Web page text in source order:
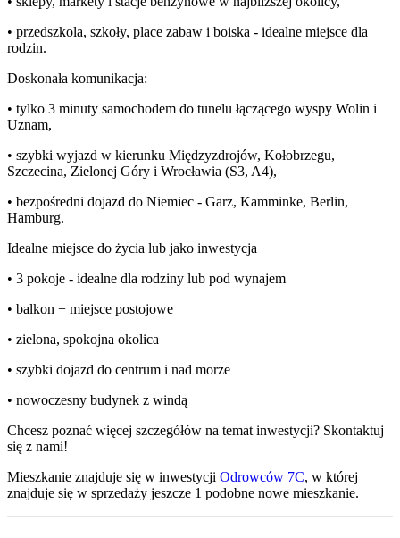
• przedszkola, szkoły, place zabaw i boiska - idealne miejsce dla
rodzin.
Doskonała komunikacja:
• tylko 3 minuty samochodem do tunelu łączącego wyspy Wolin i
Uznam,
• szybki wyjazd w kierunku Międzyzdrojów, Kołobrzegu,
Szczecina, Zielonej Góry i Wrocławia (S3, A4),
• bezpośredni dojazd do Niemiec - Garz, Kamminke, Berlin,
Hamburg.
Idealne miejsce do życia lub jako inwestycja
• 3 pokoje - idealne dla rodziny lub pod wynajem
• balkon + miejsce postojowe
• zielona, spokojna okolica
• szybki dojazd do centrum i nad morze
• nowoczesny budynek z windą
Chcesz poznać więcej szczegółów na temat inwestycji? Skontaktuj
się z nami!
Mieszkanie znajduje się w inwestycji Odrowców 7C, w której
znajduje się w sprzedaży jeszcze 1 podobne nowe mieszkanie.